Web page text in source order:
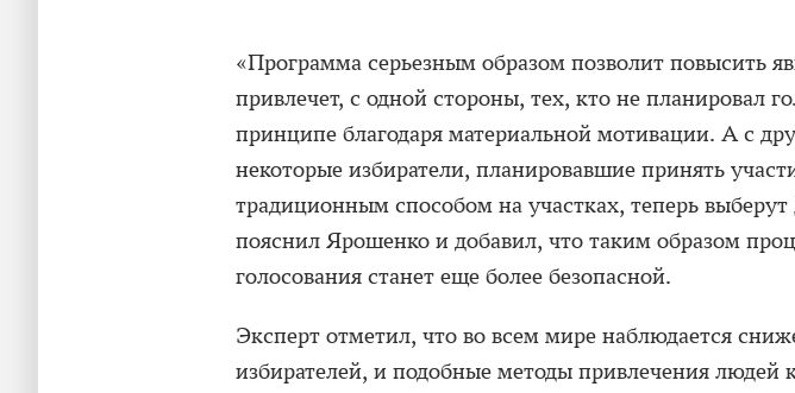
«Программа серьезным образом позволит повысить
привлечет, с одной стороны, тех, кто не планировал
принципе благодаря материальной мотивации. А с
некоторые избиратели, планировавшие принять
традиционным способом на участках, теперь
пояснил Ярошенко и добавил, что таким образом
голосования станет еще более безопасной.
Эксперт отметил, что во всем мире наблюдается
избирателей, и подобные методы привлечения людей